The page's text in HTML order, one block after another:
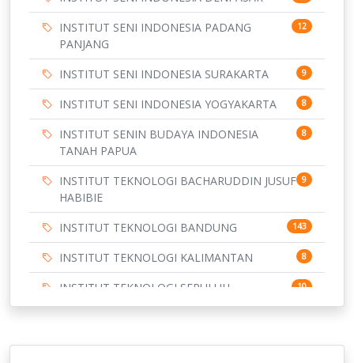
INSTITUT SENI INDONESIA PADANG
PANJANG
12
INSTITUT SENI INDONESIA SURAKARTA 9
INSTITUT SENI INDONESIA YOGYAKARTA 8
INSTITUT SENIN BUDAYA INDONESIA
TANAH PAPUA
8
INSTITUT TEKNOLOGI BACHARUDDIN JUSUF
HABIBIE
9
INSTITUT TEKNOLOGI BANDUNG 143
INSTITUT TEKNOLOGI KALIMANTAN 8
INSTITUT TEKNOLOGI SEPULUH
NOVEMBER
10